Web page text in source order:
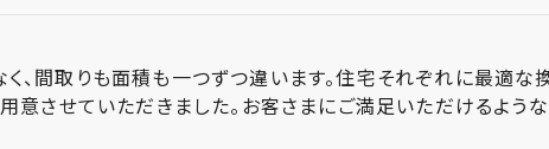
、間取りも面積も一つずつ違います。住宅それぞれに最適な
用意させていただきました。お客さまにご満足いただけるよ